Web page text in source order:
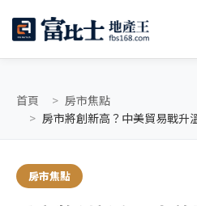
首頁
房市焦點
房市將創新高？中美貿易戰升
房市焦點